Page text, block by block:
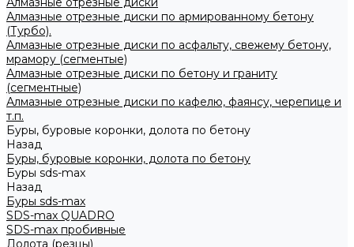
Алмазные отрезные диски по армированному бетону
(Турбо).
Алмазные отрезные диски по асфальту, свежему бетону,
мрамору (сегментые)
Алмазные отрезные диски по бетону и граниту
(сегментные)
Алмазные отрезные диски по кафелю, фаянсу, черепице и
т.п.
Буры, буровые коронки, долота по бетону
Назад
Буры, буровые коронки, долота по бетону
Буры sds-max
Назад
Буры sds-max
SDS-max QUADRO
SDS-max пробивные
Долота (резцы)